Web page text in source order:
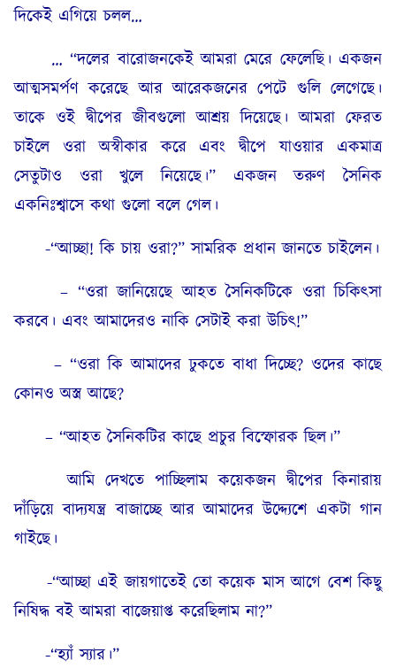
দিকেই এগিয়ে চলল…
… “দলের বারোজনকেই আমরা মেরে ফেলেছি। একজন
আত্মসমর্পণ করেছে আর আরেকজনের পেটে গুলি লেগেছে।
তাকে ওই দ্বীপের জীবগুলো আশ্রয় দিয়েছে। আমরা ফেরত
চাইলে ওরা অস্বীকার করে এবং দ্বীপে যাওয়ার একমাত্র
সেতুটাও ওরা খুলে নিয়েছে।” একজন তরুণ সৈনিক
একনিঃশ্বাসে কথা গুলো বলে গেল।
-“আচ্ছা! কি চায় ওরা?” সামরিক প্রধান জানতে চাইলেন।
– “ওরা জানিয়েছে আহত সৈনিকটিকে ওরা চিকিৎসা
করবে। এবং আমাদেরও নাকি সেটাই করা উচিৎ!”
– “ওরা কি আমাদের ঢুকতে বাধা দিচ্ছে? ওদের কাছে
কোনও অস্ত্র আছে?
– “আহত সৈনিকটির কাছে প্রচুর বিস্ফোরক ছিল।”
আমি দেখতে পাচ্ছিলাম কয়েকজন দ্বীপের কিনারায়
দাঁড়িয়ে বাদ্যযন্ত্র বাজাচ্ছে আর আমাদের উদ্দ্যেশে একটা গান
গাইছে।
-“আচ্ছা এই জায়গাতেই তো কয়েক মাস আগে বেশ কিছু
নিষিদ্ধ বই আমরা বাজেয়াপ্ত করেছিলাম না?”
-“হ্যাঁ স্যার।”